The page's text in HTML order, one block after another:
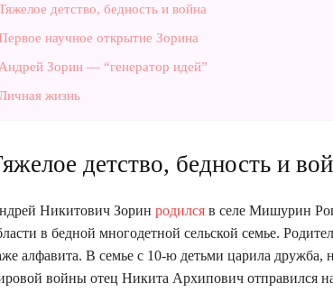
детство, бедность и война
научное открытие Зорина
Андрей Зорин — “генератор идей”
жизнь
детство, бедность и
Никитович Зорин родился в селе Мишурин
в бедной многодетной сельской семье.
алфавита. В семье с 10-ю детьми царила дружба,
войны отец Никита Архипович отправился